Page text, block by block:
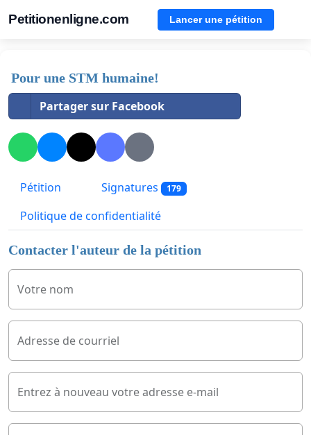
Petitionenligne.com Lancer une pétition
Pour une STM humaine!
Partager sur Facebook
Pétition Signatures 179
Politique de confidentialité
Contacter l'auteur de la pétition
Votre nom
Adresse de courriel
Entrez à nouveau votre adresse e-mail